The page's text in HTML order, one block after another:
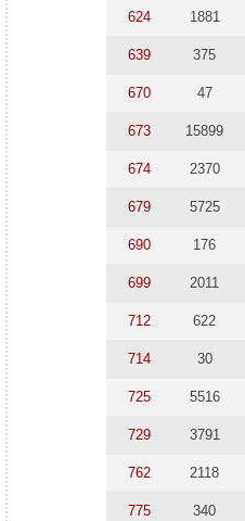
624 1881
639 375
670 47
673 15899
674 2370
679 5725
690 176
699 2011
712 622
714 30
725 5516
729 3791
762 2118
775 340